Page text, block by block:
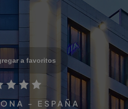
a favoritos
- ESPAÑA